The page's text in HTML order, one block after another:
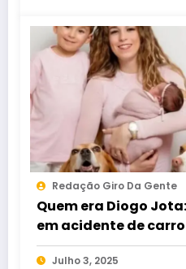
Redação Giro Da Gente
Quem era Diogo
em acidente de carro
casamento
Julho 3, 2025